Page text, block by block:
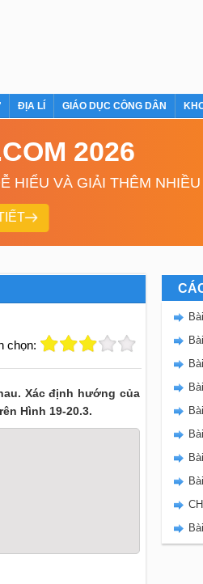
ĐỊA LÍ GIÁO DỤC CÔNG DÂN
2026
HIỂU VÀ GIẢI THÊM NHIỀU
chọn:
Xác định hướng của
Hình 19-20.3.